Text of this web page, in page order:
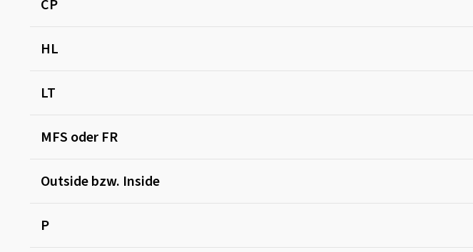
CP
HL
LT
MFS oder FR
Outside bzw. Inside
P